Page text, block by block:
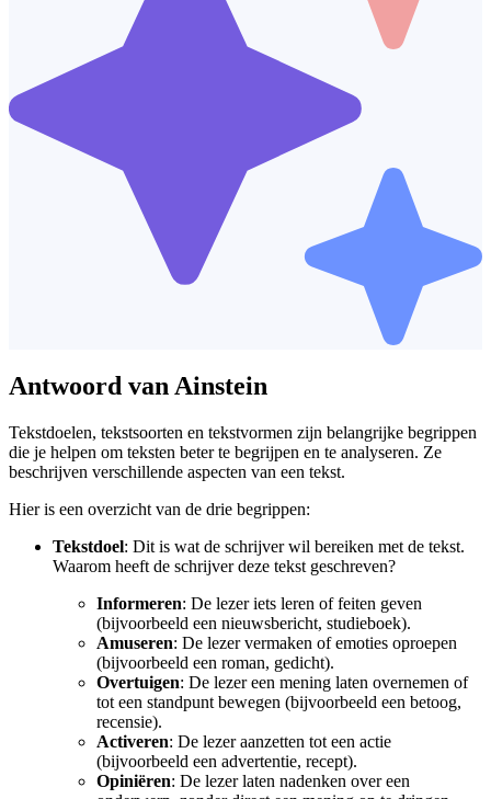
Antwoord van Ainstein
Tekstdoelen, tekstsoorten en tekstvormen zijn belangrijke begrippen
die je helpen om teksten beter te begrijpen en te analyseren. Ze
beschrijven verschillende aspecten van een tekst.
Hier is een overzicht van de drie begrippen:
Tekstdoel: Dit is wat de schrijver wil bereiken met de tekst.
Waarom heeft de schrijver deze tekst geschreven?
Informeren: De lezer iets leren of feiten geven
(bijvoorbeeld een nieuwsbericht, studieboek).
Amuseren: De lezer vermaken of emoties oproepen
(bijvoorbeeld een roman, gedicht).
Overtuigen: De lezer een mening laten overnemen of
tot een standpunt bewegen (bijvoorbeeld een betoog,
recensie).
Activeren: De lezer aanzetten tot een actie
(bijvoorbeeld een advertentie, recept).
Opiniëren: De lezer laten nadenken over een